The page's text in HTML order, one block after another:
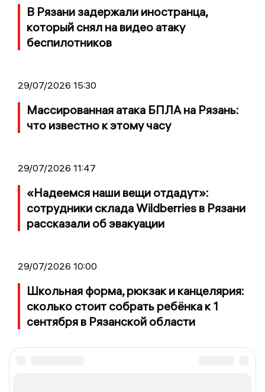
В Рязани задержали иностранца,
который снял на видео атаку
беспилотников
29/07/2026 15:30
Массированная атака БПЛА на Рязань:
что известно к этому часу
29/07/2026 11:47
«Надеемся наши вещи отдадут»:
сотрудники склада Wildberries в Рязани
рассказали об эвакуации
29/07/2026 10:00
Школьная форма, рюкзак и канцелярия:
сколько стоит собрать ребёнка к 1
сентября в Рязанской области